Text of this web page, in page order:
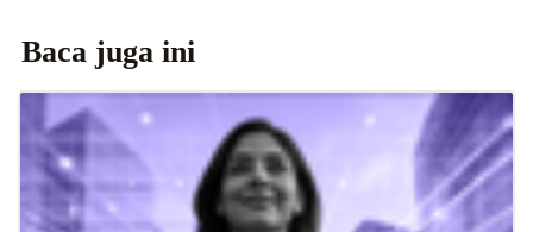
Baca juga ini